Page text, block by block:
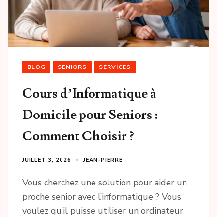
BLOG SENIORS SERVICES
Cours d’Informatique à
Domicile pour Seniors :
Comment Choisir ?
JUILLET 3, 2026 JEAN-PIERRE
Vous cherchez une solution pour aider un
proche senior avec l’informatique ? Vous
voulez qu’il puisse utiliser un ordinateur